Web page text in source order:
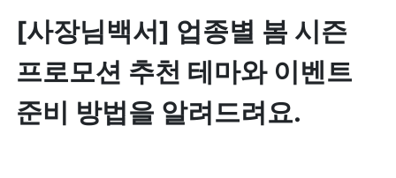
[사장님백서] 업종별 봄 시즌
프로모션 추천 테마와 이벤트
준비 방법을 알려드려요.